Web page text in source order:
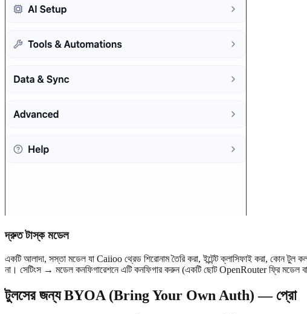
দ্রুত টাস্ক মডেল
একটি আলাদা, সস্তা মডেল যা Caiioo থ্রেড শিরোনাম তৈরি করা, ইন্টেন্ট ক্লাসিফাই করা, কোন
না। সেটিংস → মডেল কনফিগারেশনে এটি কনফিগার করুন (একটি ছোট OpenRouter ফ্রি মডেল
টুলসের জন্য BYOA (Bring Your Own Auth) — প্রো